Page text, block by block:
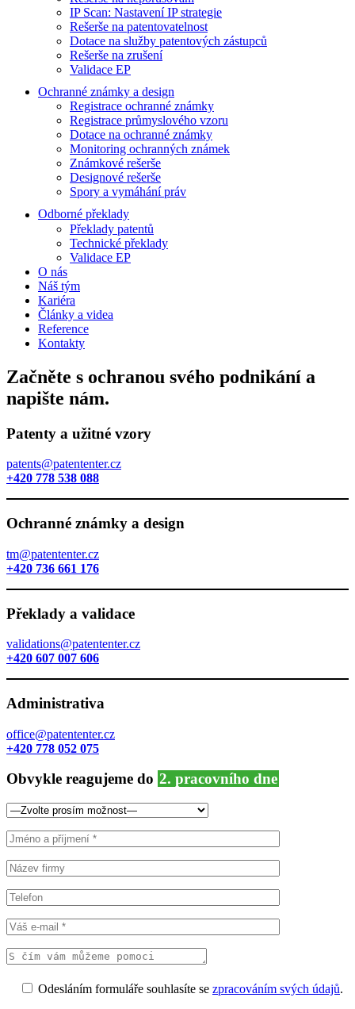
IP Scan: Nastavení IP strategie
Rešerše na patentovatelnost
Dotace na služby patentových zástupců
Rešerše na zrušení
Validace EP
Ochranné známky a design
Registrace ochranné známky
Registrace průmyslového vzoru
Dotace na ochranné známky
Monitoring ochranných známek
Známkové rešerše
Designové rešerše
Spory a vymáhání práv
Odborné překlady
Překlady patentů
Technické překlady
Validace EP
O nás
Náš tým
Kariéra
Články a videa
Reference
Kontakty
Začněte s ochranou svého podnikání a
napište nám.
Patenty a užitné vzory
patents@patententer.cz
+420 778 538 088
Ochranné známky a design
tm@patententer.cz
+420 736 661 176
Překlady a validace
validations@patententer.cz
+420 607 007 606
Administrativa
office@patententer.cz
+420 778 052 075
Obvykle reagujeme do 2. pracovního dne
Odesláním formuláře souhlasíte se zpracováním svých údajů.